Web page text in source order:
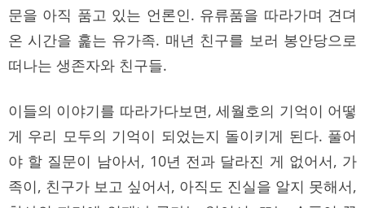
문을 아직 품고 있는 언론인. 유류품을 따라가며 견뎌
온 시간을 훑는 유가족. 매년 친구를 보러 봉안당으로
떠나는 생존자와 친구들.
이들의 이야기를 따라가다보면, 세월호의 기억이 어떻
게 우리 모두의 기억이 되었는지 돌이키게 된다. 풀어
야 할 질문이 남아서, 10년 전과 달라진 게 없어서, 가
족이, 친구가 보고 싶어서, 아직도 진실을 알지 못해서,